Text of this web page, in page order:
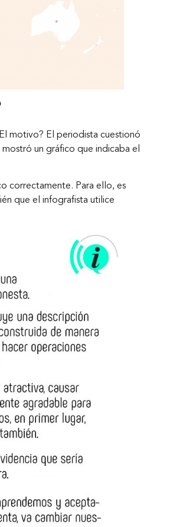
clientes
motivo? El periodista cuestionó
un gráfico que indicaba el
correctamente. Para ello, es
que el infografista utilice